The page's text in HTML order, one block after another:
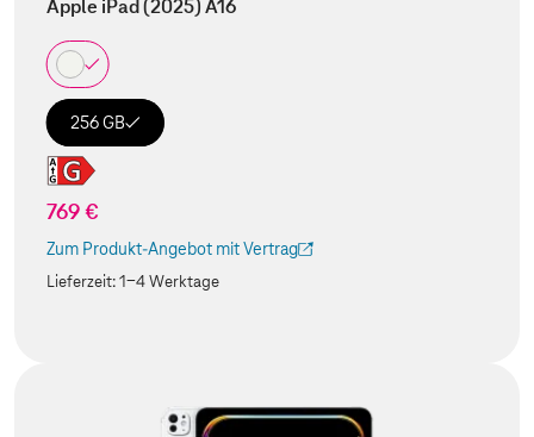
Apple iPad (2025) A16
256 GB
769 €
Zum Produkt-Angebot mit Vertrag
(Der Link wird in einem neuen Tab geöffnet)
Lieferzeit:1-4 Werktage